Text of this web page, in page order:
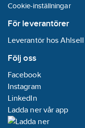
För Clint sker
igångkörningsprotokoll
digitalt, länk till
registreringssidan
genereras vid
försäljning. För mer
information hör med
din säljare.
Artikelnummer:
Cookie-inställningar
För leverantörer
Leverantör hos Ahlsell
Följ oss
Facebook
Instagram
LinkedIn
Ladda ner vår app